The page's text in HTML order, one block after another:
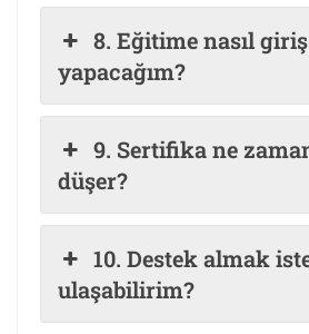
8. Eğitime nasıl giriş
yapacağım?
9. Sertifika ne
düşer?
10. Destek almak
ulaşabilirim?